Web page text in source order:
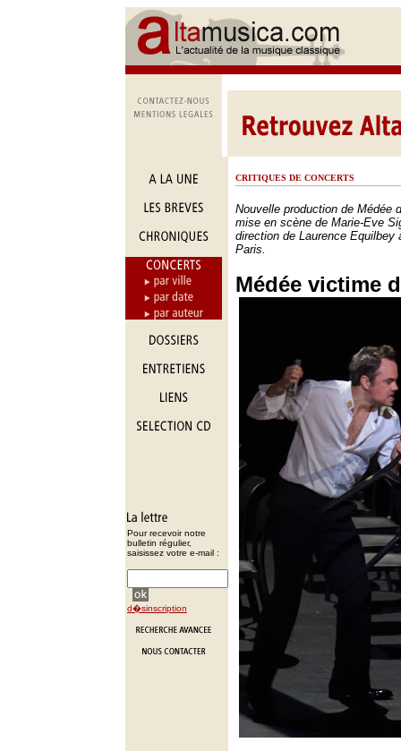
Pour recevoir notre
bulletin régulier,
saisissez votre e-mail :
d�sinscription
CRITIQUES DE CONCERTS
Nouvelle production de Médée
mise en scène de Marie-Eve
direction de Laurence Equilbey
Paris.
Médée victime